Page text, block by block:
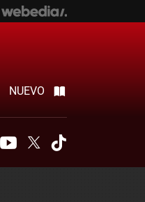
NUEVO
YoutubeTwitter